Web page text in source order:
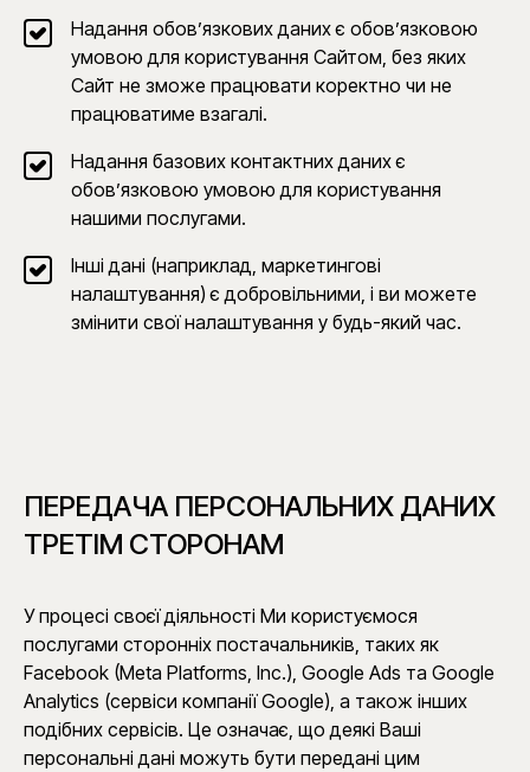
Надання обовʼязкових даних є обов’язковою
умовою для користування Сайтом, без яких
Сайт не зможе працювати коректно чи не
працюватиме взагалі.
Надання базових контактних даних є
обов’язковою умовою для користування
нашими послугами.
Інші дані (наприклад, маркетингові
налаштування) є добровільними, і ви можете
змінити свої налаштування у будь-який час.
ПЕРЕДАЧА ПЕРСОНАЛЬНИХ ДАНИХ
ТРЕТІМ СТОРОНАМ
У процесі своєї діяльності Ми користуємося
послугами сторонніх постачальників, таких як
Facebook (Meta Platforms, Inc.), Google Ads та Google
Analytics (сервіси компанії Google), а також інших
подібних сервісів. Це означає, що деякі Ваші
персональні дані можуть бути передані цим